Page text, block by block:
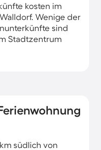
kosten im
Wenige der
sind
Stadtzentrum
südlich von